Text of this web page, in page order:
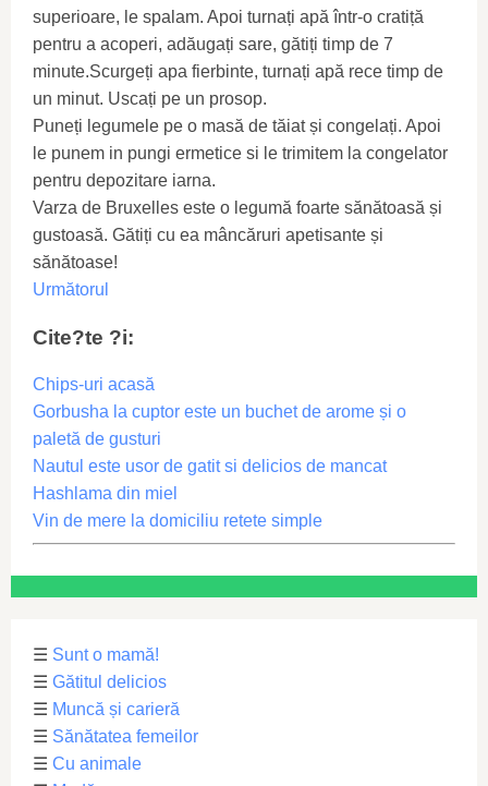
superioare, le spalam. Apoi turnați apă într-o cratiță
pentru a acoperi, adăugați sare, gătiți timp de 7
minute.Scurgeți apa fierbinte, turnați apă rece timp de
un minut. Uscați pe un prosop.
Puneți legumele pe o masă de tăiat și congelați. Apoi
le punem in pungi ermetice si le trimitem la congelator
pentru depozitare iarna.
Varza de Bruxelles este o legumă foarte sănătoasă și
gustoasă. Gătiți cu ea mâncăruri apetisante și
sănătoase!
Următorul
Cite?te ?i:
Chips-uri acasă
Gorbusha la cuptor este un buchet de arome și o
paletă de gusturi
Nautul este usor de gatit si delicios de mancat
Hashlama din miel
Vin de mere la domiciliu retete simple
☰ Sunt o mamă!
☰ Gătitul delicios
☰ Muncă și carieră
☰ Sănătatea femeilor
☰ Cu animale